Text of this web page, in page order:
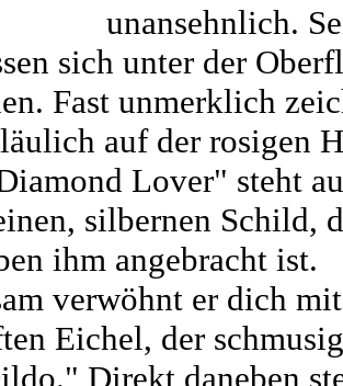
unansehnlich.
sich unter der
Fast unmerklich
auf der rosigen
Lover" steht
silbernen Schild,
ihm angebracht ist.
verwöhnt er dich mit
Eichel, der schmusig
Direkt daneben